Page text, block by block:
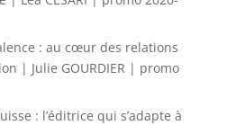
: au cœur des relations
| Julie GOURDIER | promo
: l’éditrice qui s’adapte à